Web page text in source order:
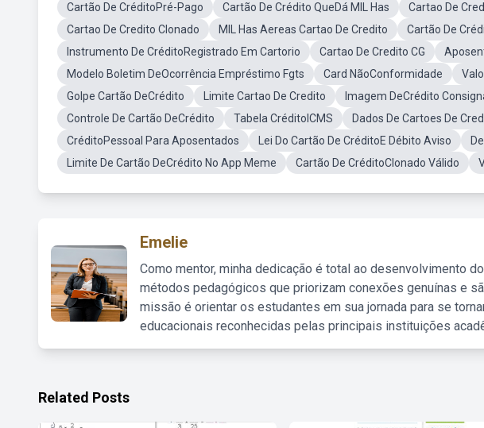
Cartão De CréditoPré-Pago Cartão De Crédito QueDá MIL Has Cartao De
Cartao De Credito Clonado
MIL Has Aereas Cartao De Credito
Cartão De
Instrumento De CréditoRegistrado Em Cartorio
Cartao De Credito CG
Modelo Boletim DeOcorrência Empréstimo Fgts
Card NãoConformidade
Golpe Cartão DeCrédito
Limite Cartao De Credito Imagem DeCrédito
Controle De Cartão DeCrédito
Tabela CréditoICMS Dados De Cartoes De
CréditoPessoal Para Aposentados
Lei Do Cartão De CréditoE Débito Aviso
Limite De Cartão DeCrédito No App Meme
Cartão De CréditoClonado Válido
Emelie
Como mentor, minha dedicação é total ao desenvolvimento
métodos pedagógicos que priorizam conexões genuínas e
missão é orientar os estudantes em sua jornada para se
educacionais reconhecidas pelas principais instituições
Related Posts